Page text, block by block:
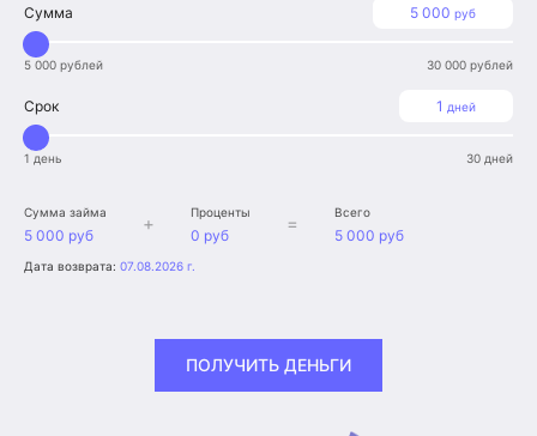
5 000 руб
Сумма
5 000 рублей 30 000 рублей
1 дней
Срок
1 день 30 дней
Сумма займа
5 000 руб
+ Проценты
0 руб
= Всего
5 000 руб
Дата возврата: 07.08.2026 г.
ПОЛУЧИТЬ ДЕНЬГИ